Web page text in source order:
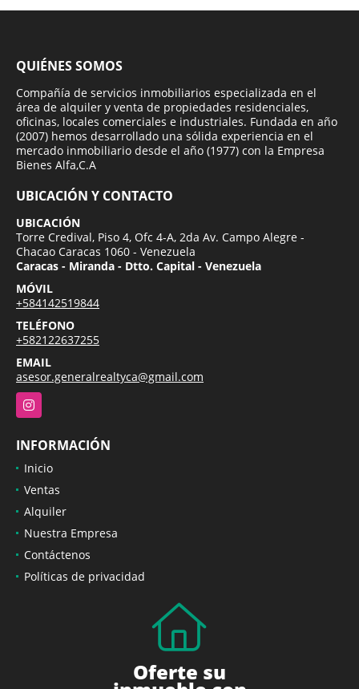
QUIÉNES SOMOS
Compañía de servicios inmobiliarios especializada en el
área de alquiler y venta de propiedades residenciales,
oficinas, locales comerciales e industriales. Fundada en año
(2007) hemos desarrollado una sólida experiencia en el
mercado inmobiliario desde el año (1977) con la Empresa
Bienes Alfa,C.A
UBICACIÓN Y CONTACTO
UBICACIÓN
Torre Credival, Piso 4, Ofc 4-A, 2da Av. Campo Alegre -
Chacao Caracas 1060 - Venezuela
Caracas - Miranda - Dtto. Capital - Venezuela
MÓVIL
+584142519844
TELÉFONO
+582122637255
EMAIL
asesor.generalrealtyca@gmail.com
Instagram
INFORMACIÓN
Inicio
Ventas
Alquiler
Nuestra Empresa
Contáctenos
Políticas de privacidad
Oferte su